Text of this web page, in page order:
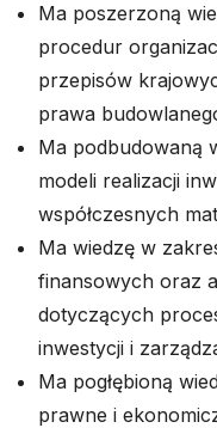
Ma poszerzoną
procedur
przepisów
prawa
Ma podbudowaną
modeli realizacji
współczesnych
Ma wiedzę w
finansowych oraz
dotyczących
inwestycji i
Ma pogłębioną
prawne i